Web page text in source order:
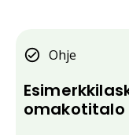
Ohje
omakotitalo